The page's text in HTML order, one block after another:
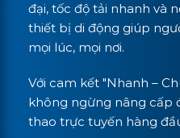
đại, tốc độ tải nhanh và
thiết bị di động giúp
mọi lúc, mọi nơi.
Với cam kết "Nhanh –
không ngừng nâng cấp
thao trực tuyến hàng